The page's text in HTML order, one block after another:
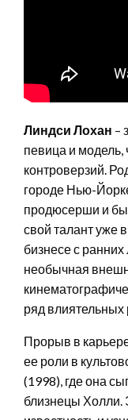
Линдси Лохан –
певица и модель,
контроверзий.
городе Нью-
продюсерши и
свой талант уже
бизнесе с
необычная
ряд влиятельных
Прорыв в
ее роли в
(1998), где она
близнецы